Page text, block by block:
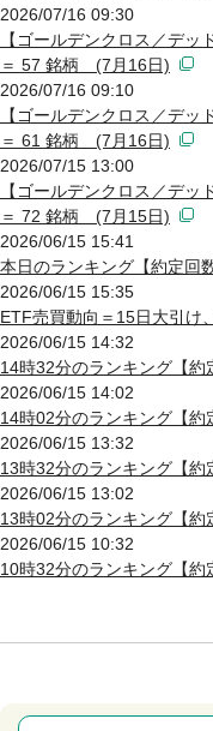
2026/07/16 09:30
【ゴールデンクロス／デ
＝ 57 銘柄 (7月16日)
2026/07/16 09:10
【ゴールデンクロス／デ
＝ 61 銘柄 (7月16日)
2026/07/15 13:00
【ゴールデンクロス／デ
＝ 72 銘柄 (7月15日)
2026/06/15 15:41
本日のランキング【約定回
2026/06/15 15:35
ETF売買動向＝15日大引け
2026/06/15 14:32
14時32分のランキング【
2026/06/15 14:02
14時02分のランキング【
2026/06/15 13:32
13時32分のランキング【
2026/06/15 13:02
13時02分のランキング【
2026/06/15 10:32
10時32分のランキング【